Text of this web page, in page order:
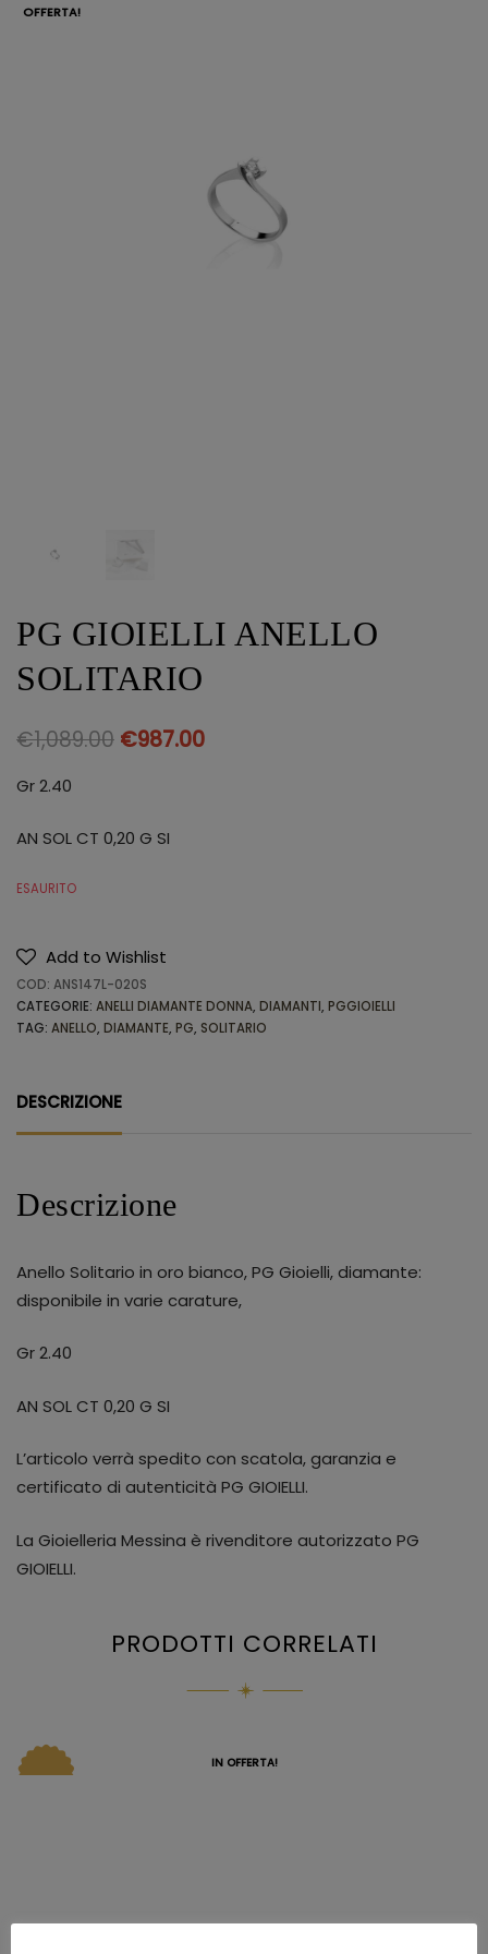
OFFERTA!
PG GIOIELLI ANELLO
SOLITARIO
€1,089.00 €987.00
Gr 2.40
AN SOL CT 0,20 G SI
ESAURITO
Add to Wishlist
COD: ANS147L-020S
CATEGORIE: ANELLI DIAMANTE DONNA, DIAMANTI, PGGIOIELLI
TAG: ANELLO, DIAMANTE, PG, SOLITARIO
DESCRIZIONE
Descrizione
Anello Solitario in oro bianco, PG Gioielli, diamante:
disponibile in varie carature,
Gr 2.40
AN SOL CT 0,20 G SI
L’articolo verrà spedito con scatola, garanzia e
certificato di autenticità PG GIOIELLI.
La Gioielleria Messina è rivenditore autorizzato PG
GIOIELLI.
PRODOTTI CORRELATI
IN OFFERTA!